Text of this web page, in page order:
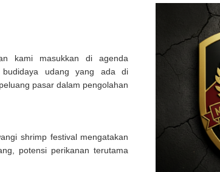
kami masukkan di agenda
budidaya udang yang ada di
pasar dalam pengolahan
shrimp festival mengatakan
potensi perikanan terutama